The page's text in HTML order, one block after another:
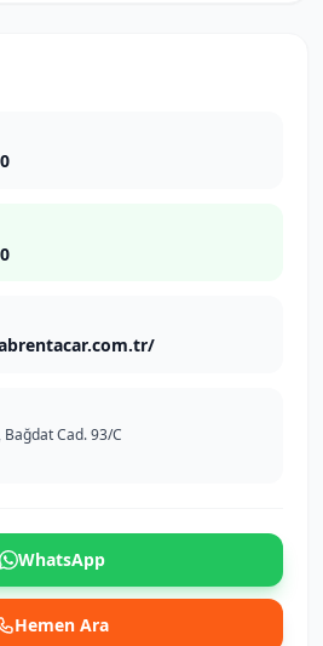
Cad. 93/C
WhatsApp
Hemen Ara